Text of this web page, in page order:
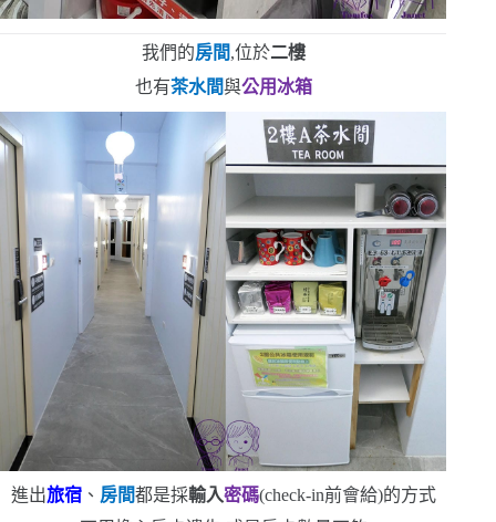
我們的房間,位於二樓
也有茶水間與公用冰箱
進出旅宿、 房間都是採輸入密碼(check-in前會給)的方式